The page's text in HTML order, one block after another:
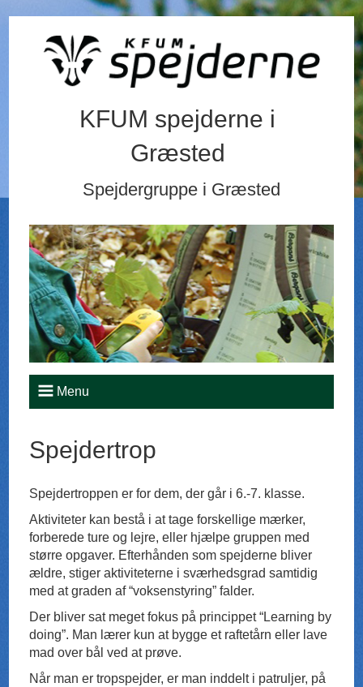
KFUM spejderne i
Græsted
Spejdergruppe i Græsted
Menu
Spejdertrop
Spejdertroppen er for dem, der går i 6.-7. klasse.
Aktiviteter kan bestå i at tage forskellige mærker,
forberede ture og lejre, eller hjælpe gruppen med
større opgaver. Efterhånden som spejderne bliver
ældre, stiger aktiviteterne i sværhedsgrad samtidig
med at graden af “voksenstyring” falder.
Der bliver sat meget fokus på princippet “Learning by
doing”. Man lærer kun at bygge et raftetårn eller lave
mad over bål ved at prøve.
Når man er tropspejder, er man inddelt i patruljer, på